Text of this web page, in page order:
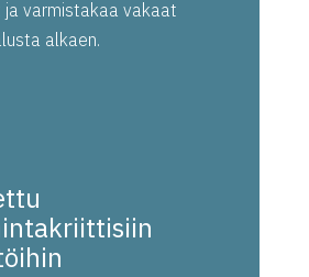
ja varmistakaa vakaat
alkaen.